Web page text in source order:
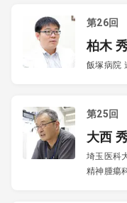
第26回
柏木
飯塚病院
第25回
大西
埼玉医科
精神腫瘍